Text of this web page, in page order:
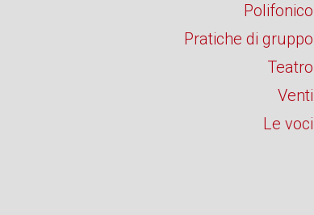
Polifonico
Pratiche di gruppo
Teatro
Venti
Le voci